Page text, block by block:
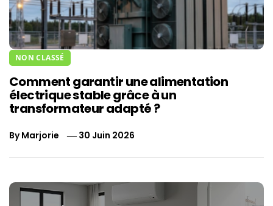
NON CLASSÉ
Comment garantir une alimentation
électrique stable grâce à un
transformateur adapté ?
ByMarjorie 30 Juin 2026
Navigation